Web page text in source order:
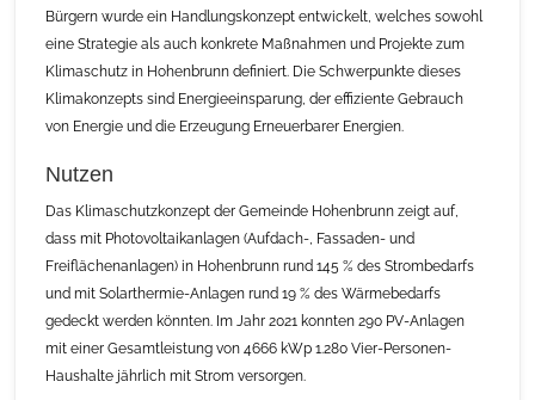
Bürgern wurde ein Handlungskonzept entwickelt, welches sowohl
eine Strategie als auch konkrete Maßnahmen und Projekte zum
Klimaschutz in Hohenbrunn definiert. Die Schwerpunkte dieses
Klimakonzepts sind Energieeinsparung, der effiziente Gebrauch
von Energie und die Erzeugung Erneuerbarer Energien.
Nutzen
Das Klimaschutzkonzept der Gemeinde Hohenbrunn zeigt auf,
dass mit Photovoltaikanlagen (Aufdach-, Fassaden- und
Freiflächenanlagen) in Hohenbrunn rund 145 % des Strombedarfs
und mit Solarthermie-Anlagen rund 19 % des Wärmebedarfs
gedeckt werden könnten. Im Jahr 2021 konnten 290 PV-Anlagen
mit einer Gesamtleistung von 4666 kWp 1.280 Vier-Personen-
Haushalte jährlich mit Strom versorgen.